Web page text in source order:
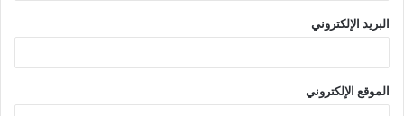
البريد الإلكتروني
الموقع الإلكتروني